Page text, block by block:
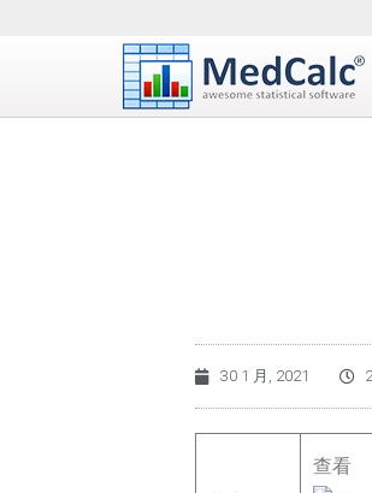
30 1 月, 2021
查看